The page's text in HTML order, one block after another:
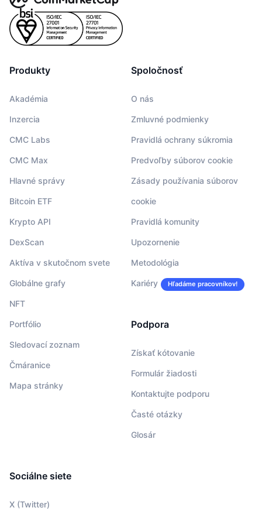
Produkty
Akadémia
Inzercia
CMC Labs
CMC Max
Hlavné správy
Bitcoin ETF
Krypto API
DexScan
Aktíva v skutočnom svete
Globálne grafy
NFT
Portfólio
Sledovací zoznam
Čmáranice
Mapa stránky
Spoločnosť
O nás
Zmluvné podmienky
Pravidlá ochrany súkromia
Predvoľby súborov cookie
Zásady používania súborov
cookie
Pravidlá komunity
Upozornenie
Metodológia
Kariéry Hľadáme pracovníkov!
Podpora
Získať kótovanie
Formulár žiadosti
Kontaktujte podporu
Časté otázky
Glosár
Sociálne siete
X (Twitter)